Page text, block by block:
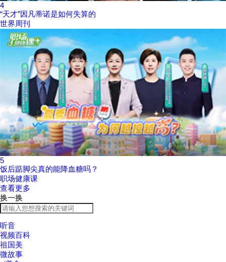
4
“天才”因凡蒂诺是如何失算的
世界周刊
5
饭后踮脚尖真的能降血糖吗？
职场健康课
查看更多
换一换
听音
视频百科
祖国美
微故事